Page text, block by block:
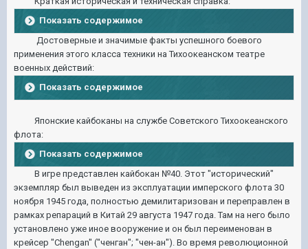
Показать содержимое
Достоверные и значимые факты успешного боевого
применения этого класса техники на Тихоокеанском театре
военных действий:
Показать содержимое
Японские кайбоканы на службе Советского Тихоокеанского
флота:
Показать содержимое
В игре представлен кайбокан №40. Этот "исторический"
экземпляр был выведен из эксплуатации имперского флота 30
ноября 1945 года, полностью демилитаризован и переправлен в
рамках репараций в Китай 29 августа 1947 года. Там на него было
установлено уже иное вооружение и он был переименован в
крейсер "Chengan" ("ченган"; "чен-ан"). Во время революционной